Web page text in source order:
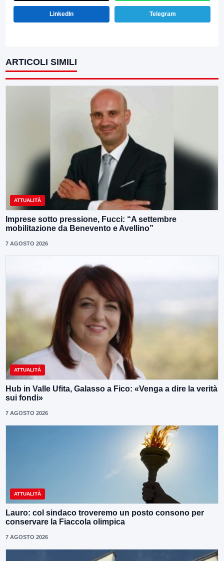
LinkedIn Telegram
ARTICOLI SIMILI
ATTUALITÀ
Imprese sotto pressione, Fucci: “A settembre
mobilitazione da Benevento e Avellino”
7 AGOSTO 2026
ATTUALITÀ
Hub in Valle Ufita, Galasso a Fico: «Venga a dire la verità
sui fondi»
7 AGOSTO 2026
ATTUALITÀ
Lauro: col sindaco troveremo un posto consono per
conservare la Fiaccola olimpica
7 AGOSTO 2026